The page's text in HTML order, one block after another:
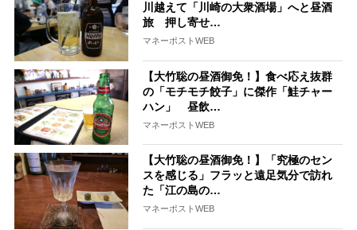
川越えて「川崎の大衆酒場」へと昼酒
旅 押し寄せ…
マネーポストWEB
【大竹聡の昼酒御免！】食べ応え抜群
の「モチモチ餃子」に傑作「鮭チャー
ハン」 昼飲…
マネーポストWEB
【大竹聡の昼酒御免！】「究極のセン
スを感じる」フラッと遠足気分で訪れ
た「江の島の…
マネーポストWEB